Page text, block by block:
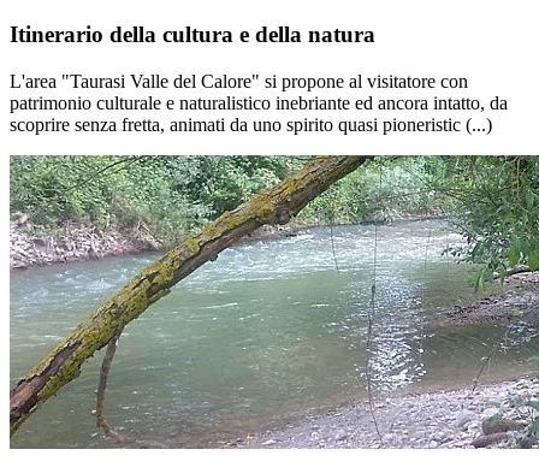
Itinerario della cultura e della natura
L'area "Taurasi Valle del Calore" si propone al visitatore con
patrimonio culturale e naturalistico inebriante ed ancora intatto, da
scoprire senza fretta, animati da uno spirito quasi pioneristic (...)